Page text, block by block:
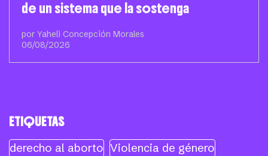
de un sistema que la sostenga
por Yaheli Concepción Morales
06/08/2026
ETIQUETAS
derecho al aborto Violencia de género